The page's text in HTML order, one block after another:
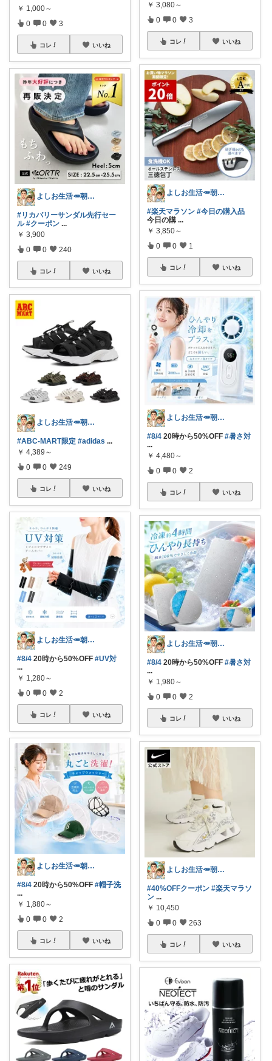
￥ 1,000～
0 0 3
コレ いいね
よしお生活🥕朝6時頃コレ👟
#リカバリーサンダル先行セー
ル #クーポン ...
￥ 3,900
0 0 240
コレ いいね
よしお生活🥕朝6時頃コレ👟
#ABC-MART限定 #adidas ...
￥ 4,389～
0 0 249
コレ いいね
よしお生活🥕朝6時頃コレ👟
#8/4 20時から50%OFF #UV対
...
￥ 1,280～
0 0 2
コレ いいね
よしお生活🥕朝6時頃コレ👟
#8/4 20時から50%OFF #帽子洗
...
￥ 1,880～
0 0 2
コレ いいね
￥ 3,080～
0 0 3
コレ いいね
よしお生活🥕朝6時頃コレ👟
#楽天マラソン #今日の購入品
今日の購 ...
￥ 3,850～
0 0 1
コレ いいね
よしお生活🥕朝6時頃コレ👟
#8/4 20時から50%OFF #暑さ対
...
￥ 4,480～
0 0 2
コレ いいね
よしお生活🥕朝6時頃コレ👟
#8/4 20時から50%OFF #暑さ対
...
￥ 1,980～
0 0 2
コレ いいね
よしお生活🥕朝6時頃コレ👟
#40%OFFクーポン #楽天マラソ
ン ...
￥ 10,450
0 0 263
コレ いいね